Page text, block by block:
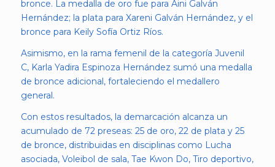
bronce. La medalla de oro fue para Aini Galván
Hernández; la plata para Xareni Galván Hernández, y el
bronce para Keily Sofía Ortiz Ríos.
Asimismo, en la rama femenil de la categoría Juvenil
C, Karla Yadira Espinoza Hernández sumó una medalla
de bronce adicional, fortaleciendo el medallero
general.
Con estos resultados, la demarcación alcanza un
acumulado de 72 preseas: 25 de oro, 22 de plata y 25
de bronce, distribuidas en disciplinas como Lucha
asociada, Voleibol de sala, Tae Kwon Do, Tiro deportivo,